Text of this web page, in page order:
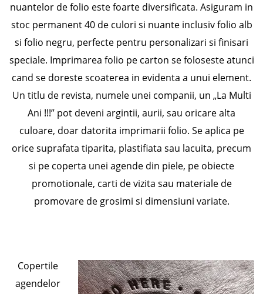
nuantelor de folio este foarte diversificata. Asiguram in
stoc permanent 40 de culori si nuante inclusiv folio alb
si folio negru, perfecte pentru personalizari si finisari
speciale. Imprimarea folio pe carton se foloseste atunci
cand se doreste scoaterea in evidenta a unui element.
Un titlu de revista, numele unei companii, un „La Multi
Ani !!!” pot deveni argintii, aurii, sau oricare alta
culoare, doar datorita imprimarii folio. Se aplica pe
orice suprafata tiparita, plastifiata sau lacuita, precum
si pe coperta unei agende din piele, pe obiecte
promotionale, carti de vizita sau materiale de
promovare de grosimi si dimensiuni variate.
Copertile
agendelor